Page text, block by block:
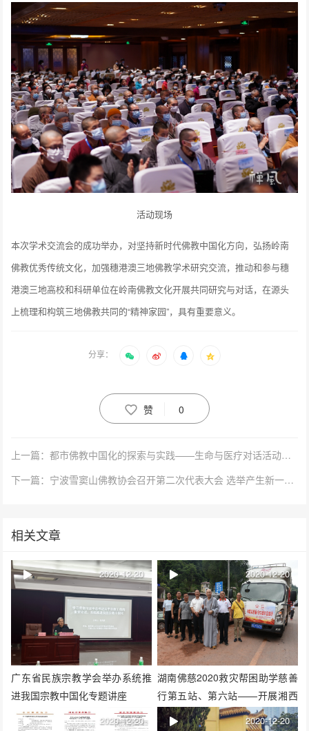
活动现场
本次学术交流会的成功举办，对坚持新时代佛教中国化方向，弘扬岭南
佛教优秀传统文化，加强穗港澳三地佛教学术研究交流，推动和参与穗
港澳三地高校和科研单位在岭南佛教文化开展共同研究与对话，在源头
上梳理和构筑三地佛教共同的“精神家园”，具有重要意义。
分享：
赞 0
上一篇：都市佛教中国化的探索与实践——生命与医疗对话活动在广州大佛寺举行
下一篇：宁波雪窦山佛教协会召开第二次代表大会 选举产生新一届领导班子
相关文章
广东省民族宗教学会举办系统推
进我国宗教中国化专题讲座
2020-12-20
湖南佛慈2020救灾帮困助学慈善
行第五站、第六站——开展湘西
凤凰县沱江镇洪灾赈济
2020-12-20
2020-12-20 2020-12-20